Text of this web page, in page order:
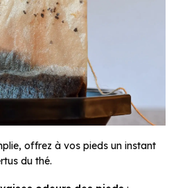
offrez à vos pieds un instant
du thé.